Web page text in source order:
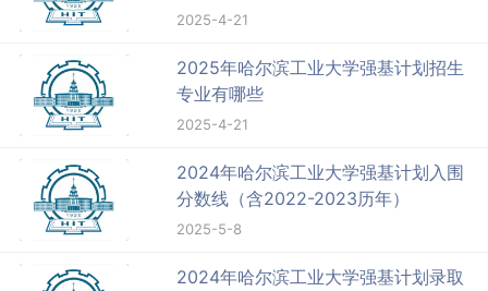
2025-4-21
2025年哈尔滨工业大学强基计划招生
专业有哪些
2025-4-21
2024年哈尔滨工业大学强基计划入围
分数线（含2022-2023历年）
2025-5-8
2024年哈尔滨工业大学强基计划录取